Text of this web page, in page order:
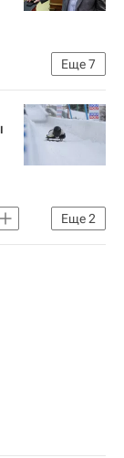
Еще7
Еще2